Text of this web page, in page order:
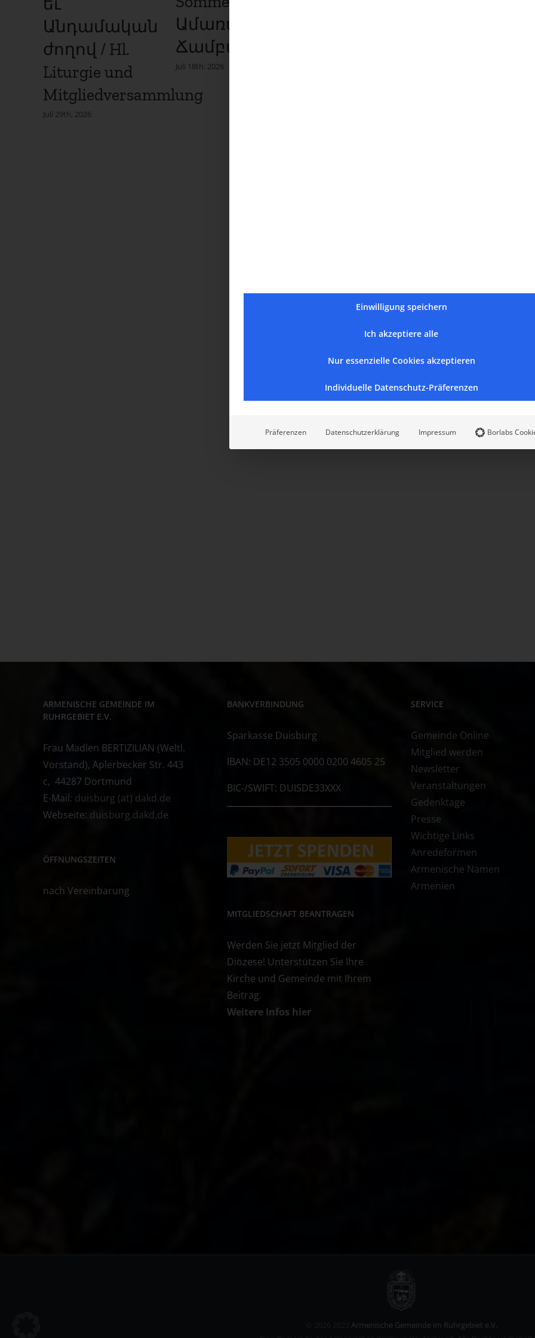
եւ
Անդամական
ժողով / Hl.
Liturgie und
Mitgliedversammlung
Juli 29th, 2026
Ամառային
Ճամբար
Juli 18th, 2026
ARMENISCHE GEMEINDE IM
RUHRGEBIET E.V.
Frau Madlen BERTIZILIAN (Weltl.
Vorstand), Aplerbecker Str. 443
c, 44287 Dortmund
E-Mail: duisburg (at) dakd.de
Webseite: duisburg.dakd.de
ÖFFNUNGSZEITEN
nach Vereinbarung
BANKVERBINDUNG
Sparkasse Duisburg
IBAN: DE12 3505 0000 0200 4605 25
BIC-/SWIFT: DUISDE33XXX
MITGLIEDSCHAFT BEANTRAGEN
Werden Sie jetzt Mitglied der
Diözese! Unterstützen Sie Ihre
Kirche und Gemeinde mit Ihrem
Beitrag.
Weitere Infos hier
SERVICE
Gemeinde Online
Mitglied werden
Newsletter
Veranstaltungen
Gedenktage
Presse
Wichtige Links
Anredeformen
Armenische Namen
Armenien
Armenische Gemeinde im Ruhrgebiet e.V.
Einwilligung speichern
Ich akzeptiere alle
Nur essenzielle Cookies akzeptieren
Individuelle Datenschutz-Präferenzen
Präferenzen Datenschutzerklärung Impressum Borlabs